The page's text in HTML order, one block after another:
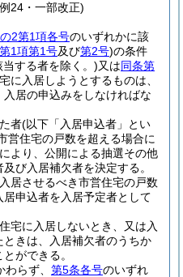
24・一部改正)
2第1項各号のいずれかに該
1項第1号及び第2号)の条件
当する者を除く。)又は同条第
に入居しようとするものは、
居の申込みをしなければな
者(以下「入居申込者」とい
営住宅の戸数を超える場合に
より、公開による抽選その他
び入居補欠者を決定する。
居させるべき市営住宅の戸数
申込者を入居予定者として
宅に入居しないとき、又は入
きは、入居補欠者のうちか
ができる。
らず、 第5条各号のいずれ